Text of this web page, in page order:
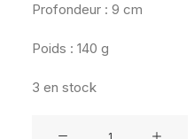
Profondeur : 9 cm
Poids : 140 g
3 en stock